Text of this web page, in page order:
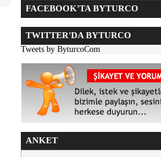
FACEBOOK'TA BYTURCO
TWITTER'DA BYTURCO
Tweets by ByturcoCom
ANKET